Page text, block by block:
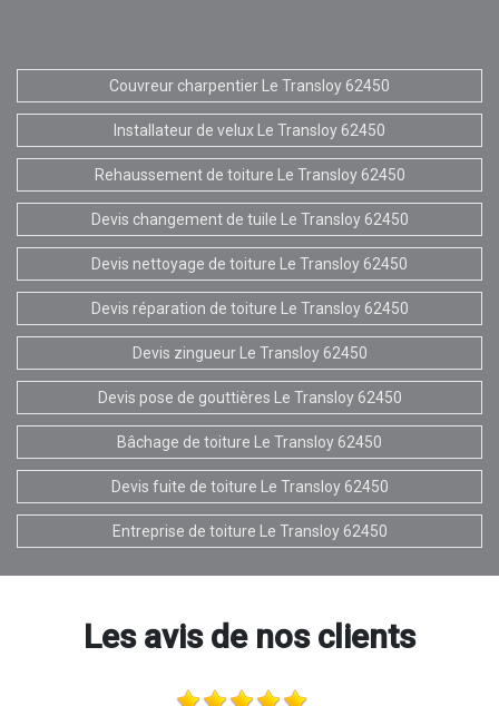
Couvreur charpentier Le Transloy 62450
Installateur de velux Le Transloy 62450
Rehaussement de toiture Le Transloy 62450
Devis changement de tuile Le Transloy 62450
Devis nettoyage de toiture Le Transloy 62450
Devis réparation de toiture Le Transloy 62450
Devis zingueur Le Transloy 62450
Devis pose de gouttières Le Transloy 62450
Bâchage de toiture Le Transloy 62450
Devis fuite de toiture Le Transloy 62450
Entreprise de toiture Le Transloy 62450
Les avis de nos clients